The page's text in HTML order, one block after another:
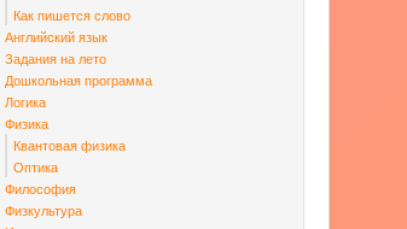
Как пишется слово
Английский язык
Задания на лето
Дошкольная программа
Логика
Физика
Квантовая физика
Оптика
Философия
Физкультура